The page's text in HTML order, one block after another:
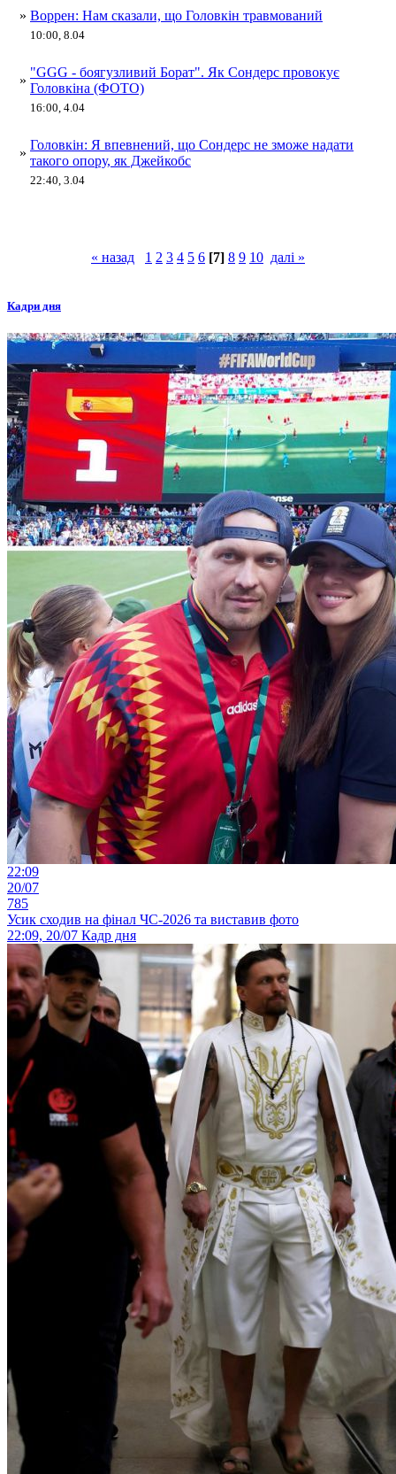
» Воррен: Нам сказали, що Головкін травмований
10:00, 8.04
»
"GGG - боягузливий Борат". Як Сондерс провокує
Головкіна (ФОТО)
16:00, 4.04
»
Головкін: Я впевнений, що Сондерс не зможе надати
такого опору, як Джейкобс
22:40, 3.04
« назад 1 2 3 4 5 6 [7] 8 9 10 далі »
Кадри дня
22:09
20/07
785
Усик сходив на фінал ЧС-2026 та виставив фото
22:09, 20/07 Кадр дня